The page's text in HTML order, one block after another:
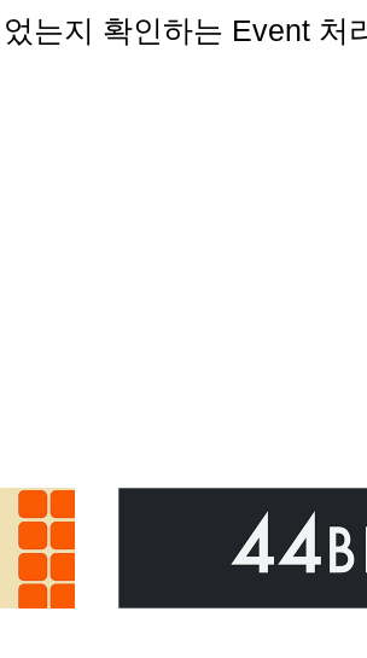
는지 확인하는 Event 처